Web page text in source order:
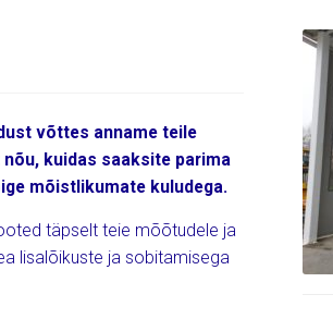
võttes anname teile
kuidas saaksite parima
mõistlikumate kuludega.
täpselt teie mõõtudele ja
lisalõikuste ja sobitamisega